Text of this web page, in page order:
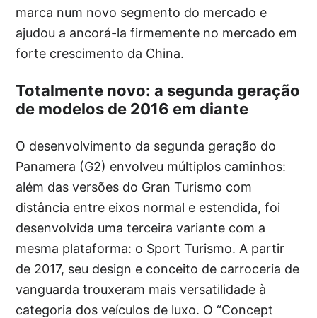
marca num novo segmento do mercado e
ajudou a ancorá-la firmemente no mercado em
forte crescimento da China.
Totalmente novo: a segunda geração
de modelos de 2016 em diante
O desenvolvimento da segunda geração do
Panamera (G2) envolveu múltiplos caminhos:
além das versões do Gran Turismo com
distância entre eixos normal e estendida, foi
desenvolvida uma terceira variante com a
mesma plataforma: o Sport Turismo. A partir
de 2017, seu design e conceito de carroceria de
vanguarda trouxeram mais versatilidade à
categoria dos veículos de luxo. O “Concept